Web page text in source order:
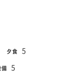
夕食 5
備 5